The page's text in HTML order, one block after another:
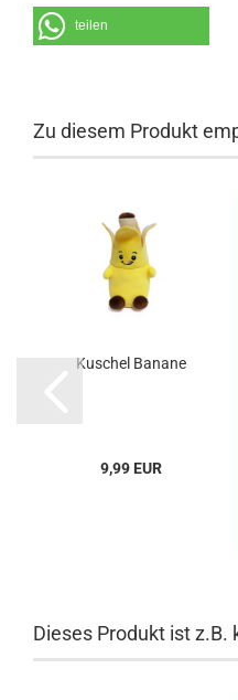
teilen
Zu diesem Produkt
Kuschel Banane
9,99 EUR
Dieses Produkt ist z.B.